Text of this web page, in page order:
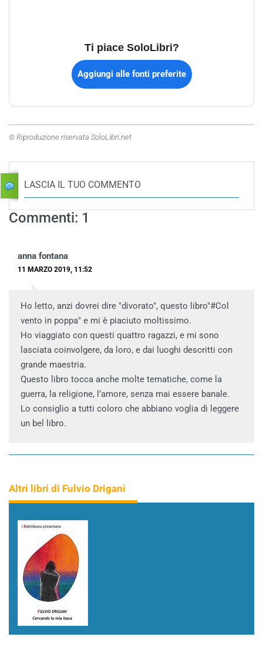
Ti piace SoloLibri?
Aggiungi alle fonti preferite
© Riproduzione riservata SoloLibri.net
LASCIA IL TUO COMMENTO
Commenti: 1
anna fontana
11 MARZO 2019, 11:52
Ho letto, anzi dovrei dire "divorato", questo libro"#Col
vento in poppa" e mi è piaciuto moltissimo.
Ho viaggiato con questi quattro ragazzi, e mi sono
lasciata coinvolgere, da loro, e dai luoghi descritti con
grande maestria.
Questo libro tocca anche molte tematiche, come la
guerra, la religione, l’amore, senza mai essere banale.
Lo consiglio a tutti coloro che abbiano voglia di leggere
un bel libro.
Altri libri di Fulvio Drigani